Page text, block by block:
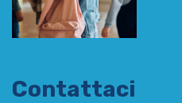
Contattaci